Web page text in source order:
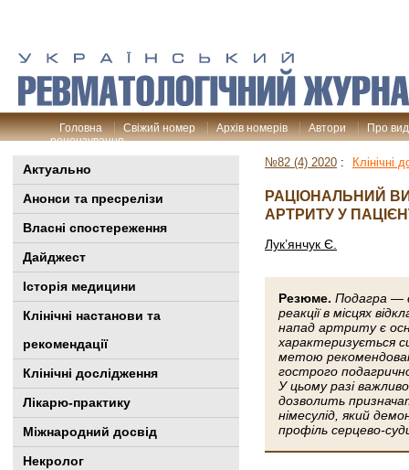
Головна Свіжий номер Архів номерів Автори
Про
рецензування
Актуально
Анонси та пресрелізи
Власні спостереження
Дайджест
Історія медицини
Клінiчні настанови та
рекомендації
Клінічні дослідження
Лікарю-практику
Міжнародний досвід
Некролог
№82 (4) 2020 : Клінічні
РАЦІОНАЛЬНИЙ
АРТРИТУ У
Лук’янчук Є.
Резюме. Подагра —
реакції в місцях
напад артриту є
характеризується
метою
гострого
У цьому разі
дозволить
німесулід, який
профіль серцево-